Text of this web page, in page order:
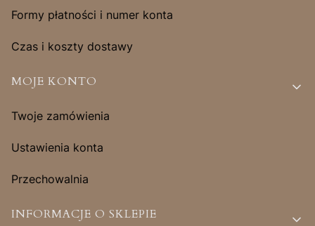
Formy płatności i numer konta
Czas i koszty dostawy
MOJE KONTO
Twoje zamówienia
Ustawienia konta
Przechowalnia
INFORMACJE O SKLEPIE